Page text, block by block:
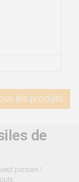
les produits
de
parisien !